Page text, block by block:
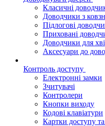
Класичні
Доводчики з
Підлогові
Приховані
Доводчики для
Аксесуари до
Контроль доступу
Електронні замки
Зчитувачі
Контролери
Кнопки виходу
Кодові клавіатури
Картки доступу